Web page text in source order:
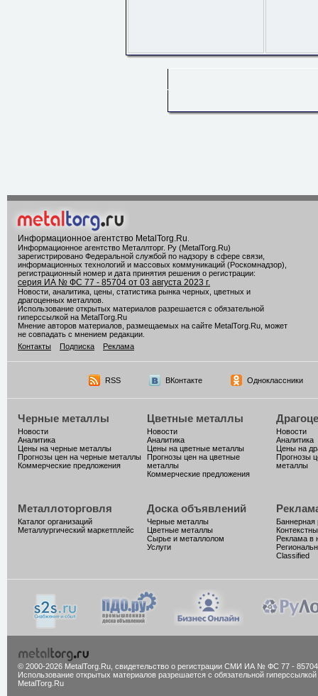
Информационное агентство MetalTorg.Ru
Информационное агентство Металлторг. Ру (MetalTorg.Ru)
зарегистрировано Федеральной службой по надзору в сфере связи,
информационных технологий и массовых коммуникаций (Роскомнадзор),
регистрационный номер и дата принятия решения о регистрации:
серия ИА № ФС 77 - 85704 от 03 августа 2023 г.
Новости, аналитика, цены, статистика рынка черных, цветных и
драгоценных металлов.
Использование открытых материалов разрешается с обязательной
гиперссылкой на MetalTorg.Ru
Мнение авторов материалов, размещаемых на сайте MetalTorg.Ru, может
не совпадать с мнением редакции.
Контакты
Подписка Реклама
RSS ВКонтакте Одноклассники
Черные металлы
Новости
Аналитика
Цены на черные металлы
Прогнозы цен на черные металлы
Коммерческие предложения
Цветные металлы
Новости
Аналитика
Цены на цветные металлы
Прогнозы цен на цветные
металлы
Коммерческие предложения
Новости
Аналитика
Цены на
Прогнозы
металлы
Металлоторговля
Каталог организаций
Металлургический маркетплейс
Доска объявлений
Черные металлы
Цветные металлы
Сырье и металлолом
Услуги
Баннерная
Реклама в
Classified
© 2000-2026 MetalTorg.Ru, cвидетельство о регистрации СМИ ИА № ФС 77 - 85704
Использование открытых материалов разрешается с обязательной гиперссылкой
MetalTorg.Ru